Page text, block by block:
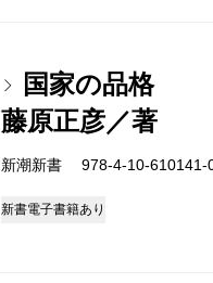
国家の品格
藤原正彦／著
新潮新書 978-4-10-
新書電子書籍あり